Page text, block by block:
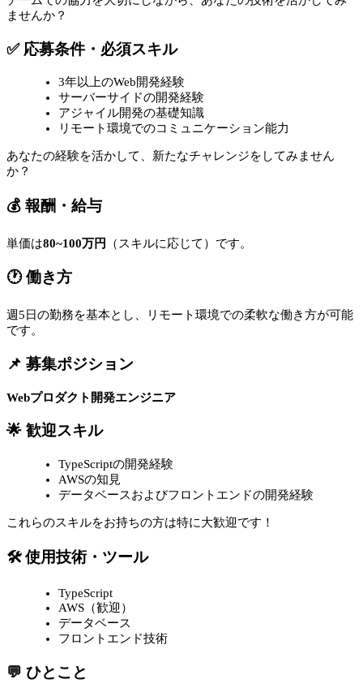
ませんか？
✅ 応募条件・必須スキル
3年以上のWeb開発経験
サーバーサイドの開発経験
アジャイル開発の基礎知識
リモート環境でのコミュニケーション能力
あなたの経験を活かして、新たなチャレンジをしてみません
か？
💰 報酬・給与
単価は80~100万円 （スキルに応じて）です。
🕐 働き方
週5日の勤務を基本とし、リモート環境での柔軟な働き方が可能
です。
📌 募集ポジション
Webプロダクト開発エンジニア
🌟 歓迎スキル
TypeScriptの開発経験
AWSの知見
データベースおよびフロントエンドの開発経験
これらのスキルをお持ちの方は特に大歓迎です！
🛠 使用技術・ツール
TypeScript
AWS（歓迎）
データベース
フロントエンド技術
💬 ひとこと